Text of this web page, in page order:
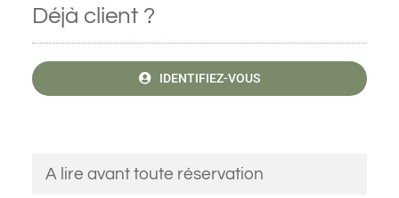
Déjà client ?
IDENTIFIEZ-VOUS
A lire avant toute réservation